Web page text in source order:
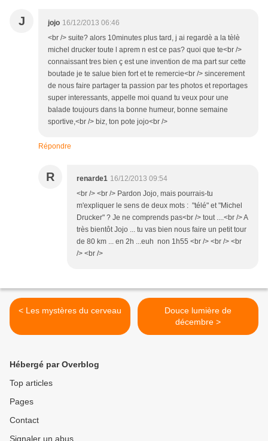
J jojo 16/12/2013 06:46
<br /> suite? alors 10minutes plus tard, j ai regardè a la tèlè
michel drucker toute l aprem n est ce pas? quoi que te<br />
connaissant tres bien ç est une invention de ma part sur cette
boutade je te salue bien fort et te remercie<br /> sincerement
de nous faire partager ta passion par tes photos et reportages
super interessants, appelle moi quand tu veux pour une
balade toujours dans la bonne humeur, bonne semaine
sportive,<br /> biz, ton pote jojo<br />
Répondre
R renarde1 16/12/2013 09:54
<br /> <br /> Pardon Jojo, mais pourrais-tu
m'expliquer le sens de deux mots : "télé" et "Michel
Drucker" ? Je ne comprends pas<br /> tout ....<br /> A
très bientôt Jojo ... tu vas bien nous faire un petit tour
de 80 km ... en 2h ...euh non 1h55 <br /> <br /> <br
/> <br />
< Les mystères du cerveau
Douce lumière de
décembre >
Hébergé par Overblog
Top articles
Pages
Contact
Signaler un abus